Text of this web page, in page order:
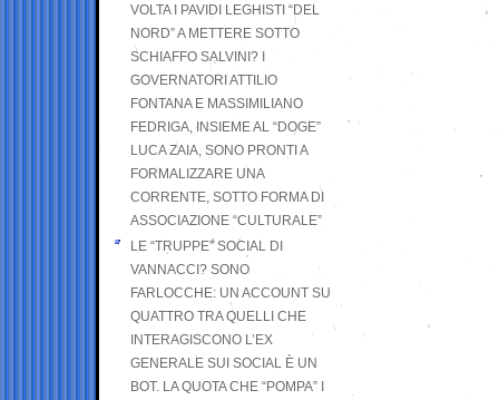
VOLTA I PAVIDI LEGHISTI “DEL
NORD” A METTERE SOTTO
SCHIAFFO SALVINI? I
GOVERNATORI ATTILIO
FONTANA E MASSIMILIANO
FEDRIGA, INSIEME AL “DOGE”
LUCA ZAIA, SONO PRONTI A
FORMALIZZARE UNA
CORRENTE, SOTTO FORMA DI
ASSOCIAZIONE “CULTURALE”
LE “TRUPPE” SOCIAL DI
VANNACCI? SONO
FARLOCCHE: UN ACCOUNT SU
QUATTRO TRA QUELLI CHE
INTERAGISCONO L’EX
GENERALE SUI SOCIAL È UN
BOT. LA QUOTA CHE “POMPA” I